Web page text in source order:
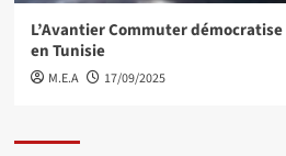
L’Avantier Commuter
en Tunisie
M.E.A 17/09/2025